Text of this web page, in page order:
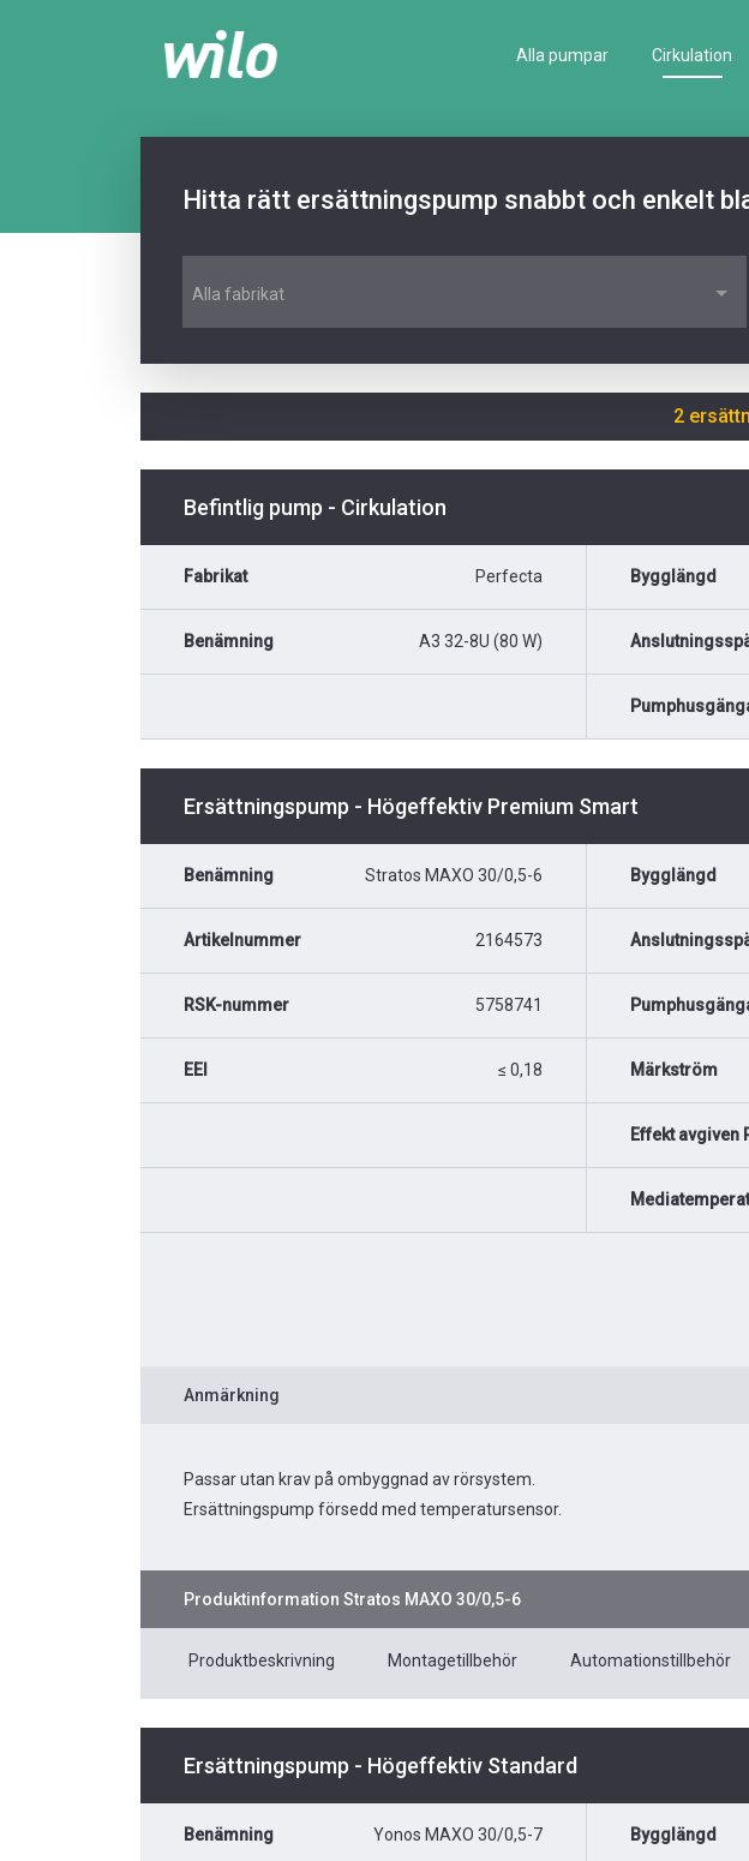
Alla pumpar Cirkulation
Hitta rätt ersättningspump snabbt och enkelt
Alla fabrikat
2
Befintlig pump - Cirkulation
Fabrikat Perfecta
Benämning A3 32-8U (80 W)
Bygglängd
Ersättningspump - Högeffektiv Premium Smart
Benämning Stratos MAXO 30/0,5-6
Artikelnummer 2164573
RSK-nummer 5758741
EEI ≤ 0,18
Bygglängd
Märkström
Effekt avgiven
Anmärkning
Passar utan krav på ombyggnad av rörsystem.
Ersättningspump försedd med temperatursensor.
Produktinformation Stratos MAXO 30/0,5-6
Produktbeskrivning Montagetillbehör Automationstillbehör
Ersättningspump - Högeffektiv Standard
Benämning Yonos MAXO 30/0,5-7 Bygglängd